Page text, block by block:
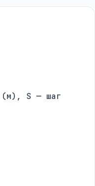
(м), S — шаг